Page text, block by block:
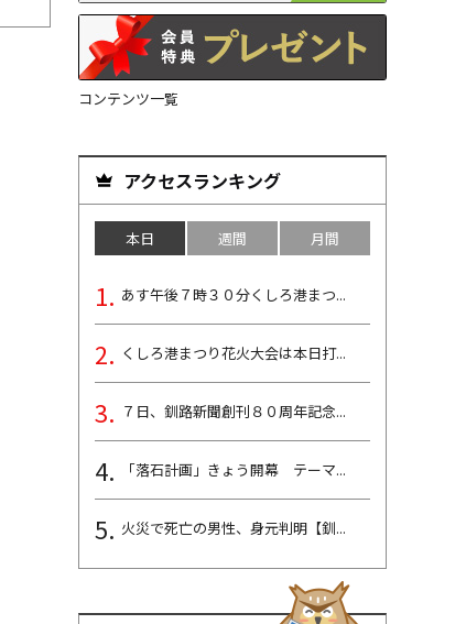
コンテンツ一覧
アクセスランキング
本日 週間 月間
あす午後７時３０分くしろ港まつ...
くしろ港まつり花火大会は本日打...
７日、釧路新聞創刊８０周年記念...
「落石計画」きょう開幕 テーマ...
火災で死亡の男性、身元判明【釧...